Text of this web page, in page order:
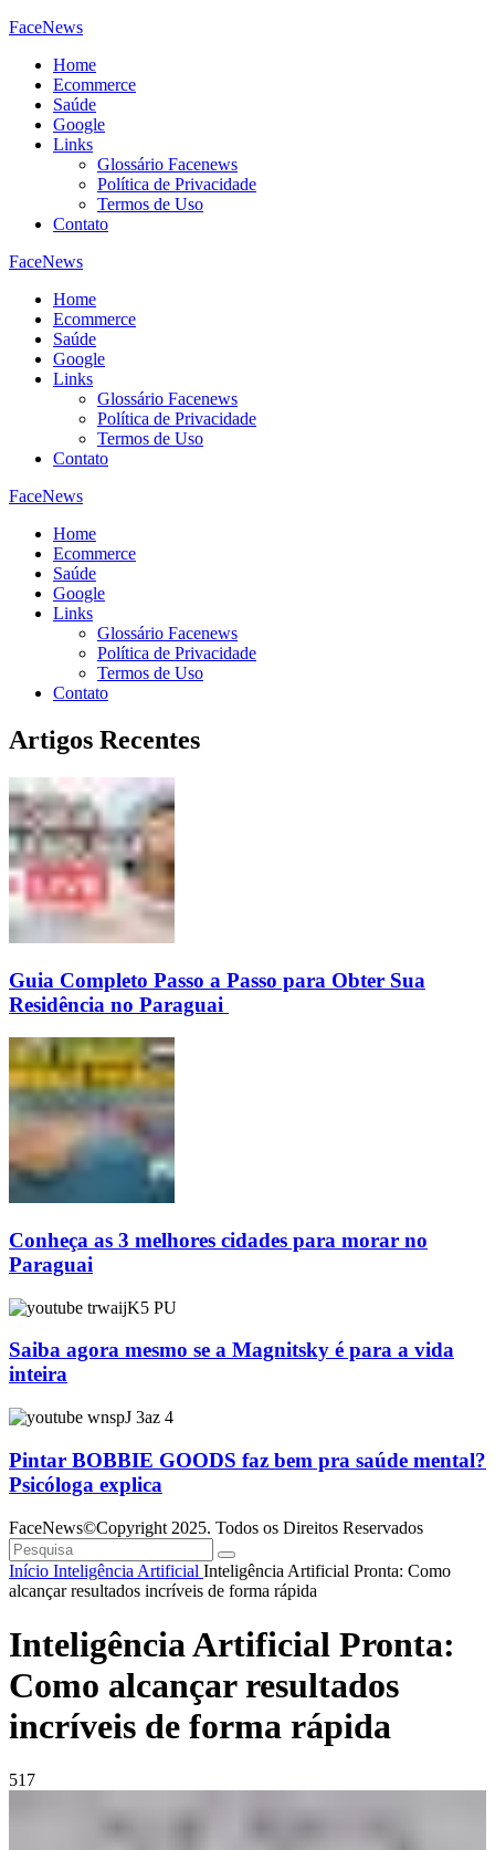
FaceNews
Home
Ecommerce
Saúde
Google
Links
Glossário Facenews
Política de Privacidade
Termos de Uso
Contato
FaceNews
Home
Ecommerce
Saúde
Google
Links
Glossário Facenews
Política de Privacidade
Termos de Uso
Contato
FaceNews
Home
Ecommerce
Saúde
Google
Links
Glossário Facenews
Política de Privacidade
Termos de Uso
Contato
Artigos Recentes
Guia Completo Passo a Passo para Obter Sua
Residência no Paraguai
Conheça as 3 melhores cidades para morar no
Paraguai
Saiba agora mesmo se a Magnitsky é para a vida
inteira
Pintar BOBBIE GOODS faz bem pra saúde mental?
Psicóloga explica
FaceNews©Copyright 2025. Todos os Direitos Reservados
Início Inteligência Artificial Inteligência Artificial Pronta: Como
alcançar resultados incríveis de forma rápida
Inteligência Artificial Pronta:
Como alcançar resultados
incríveis de forma rápida
517